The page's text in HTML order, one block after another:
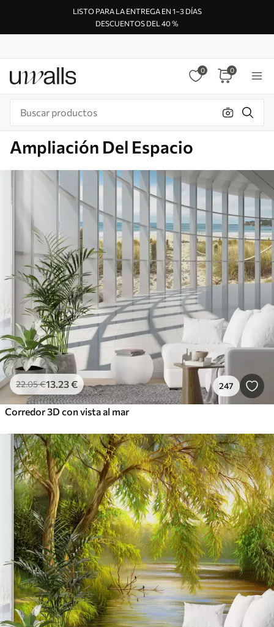
LISTO PARA LA ENTREGA EN 1–3 DÍAS
DESCUENTOS DEL 40 %
0 0
Ampliación Del Espacio
22.05€13.23€ 247
Corredor 3D con vista al mar